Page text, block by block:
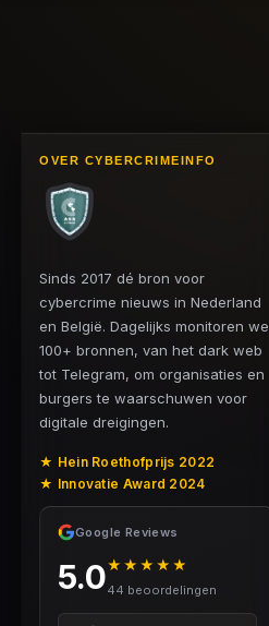
OVER CYBERCRIMEINFO
Sinds 2017 dé bron voor
cybercrime nieuws in Nederland
en België. Dagelijks monitoren we
100+ bronnen, van het dark web
tot Telegram, om organisaties en
burgers te waarschuwen voor
digitale dreigingen.
★ Hein Roethofprijs 2022
★ Innovatie Award 2024
Google Reviews
5.0★★★★★
44 beoordelingen